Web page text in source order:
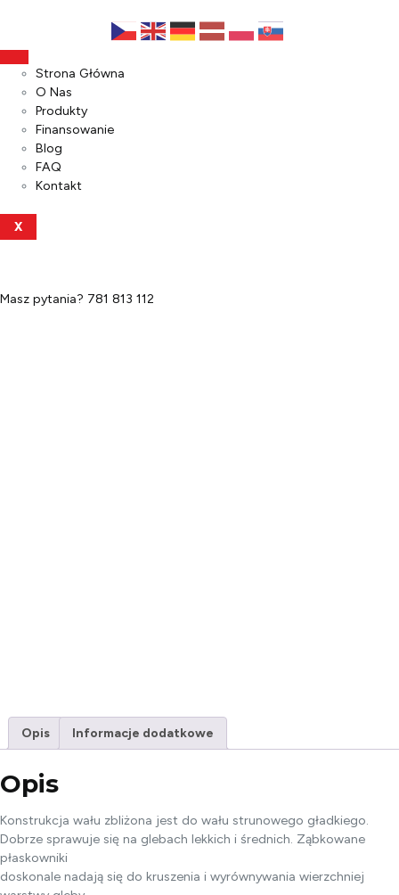
Strona Główna
O Nas
Produkty
Finansowanie
Blog
FAQ
Kontakt
X
Masz pytania? 781 813 112
Opis Informacje dodatkowe
Opis
Konstrukcja wału zbliżona jest do wału strunowego gładkiego.
Dobrze sprawuje się na glebach lekkich i średnich. Ząbkowane
płaskowniki
doskonale nadają się do kruszenia i wyrównywania wierzchniej